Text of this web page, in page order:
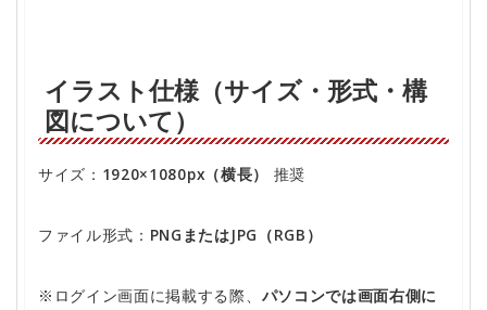
イラスト仕様（サイズ・形式・構
図について）
サイズ： 1920×1080px（横長） 推奨
ファイル形式： PNGまたはJPG（RGB）
※ログイン画面に掲載する際、 パソコンでは画面右側に